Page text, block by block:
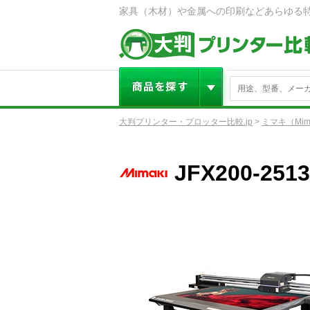
家具（木材）や金属への印刷などあらゆる
大判プリンター・プロッター比較.jp > ミマキ（
JFX200-